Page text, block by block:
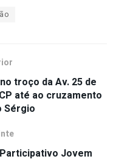
troço da Av. 25 de
até ao cruzamento
Sérgio
Jovem